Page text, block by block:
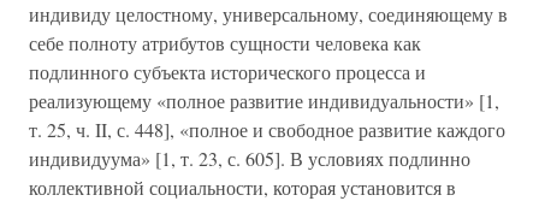
индивиду целостному, универсальному, соединяющему в
себе полноту атрибутов сущности человека как
подлинного субъекта исторического процесса и
реализующему «полное развитие индивидуальности» [1,
т. 25, ч. II, с. 448], «полное и свободное развитие каждого
индивидуума» [1, т. 23, с. 605]. В условиях подлинно
коллективной социальности, которая установится в